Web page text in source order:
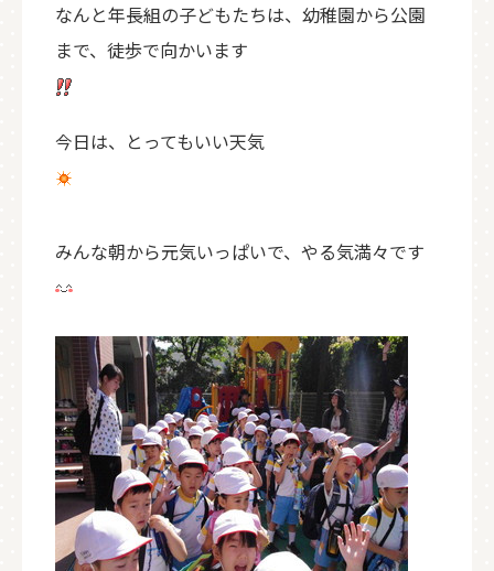
なんと年長組の子どもたちは、幼稚園から公園
まで、徒歩で向かいます
今日は、とってもいい天気
みんな朝から元気いっぱいで、やる気満々です